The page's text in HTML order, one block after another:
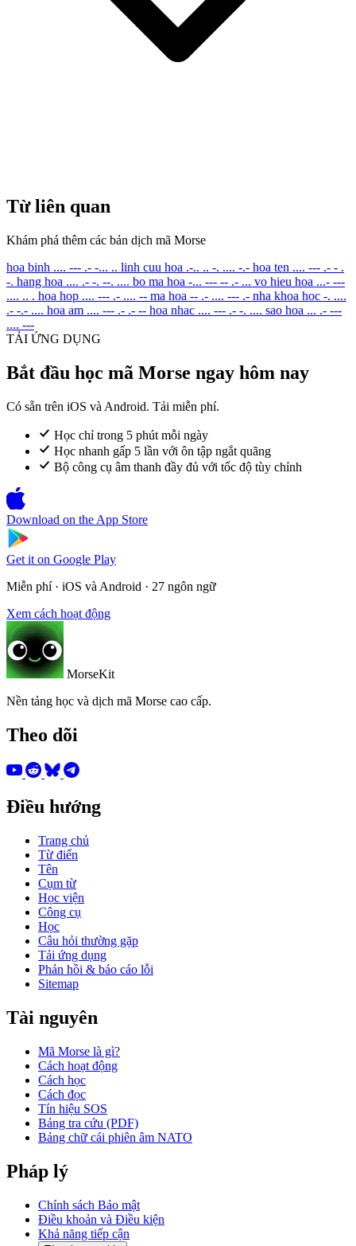
Từ liên quan
Khám phá thêm các bản dịch mã Morse
hoa binh .... --- .- -... .. linh cuu hoa .-.. .. -. .... -.- hoa ten .... --- .- - .
-. hang hoa .... .- -. --. .... bo ma hoa -... --- -- .- ... vo hieu hoa ...- ---
.... .. . hoa hop .... --- .- .... -- ma hoa -- .- .... --- .- nha khoa hoc -. ....
.- -.- .... hoa am .... --- .- .- -- hoa nhac .... --- .- -. .... sao hoa ... .- ---
.... ---
TẢI ỨNG DỤNG
Bắt đầu học mã Morse ngay hôm nay
Có sẵn trên iOS và Android. Tải miễn phí.
Học chỉ trong 5 phút mỗi ngày
Học nhanh gấp 5 lần với ôn tập ngắt quãng
Bộ công cụ âm thanh đầy đủ với tốc độ tùy chỉnh
Download on the App Store
Get it on Google Play
Miễn phí · iOS và Android · 27 ngôn ngữ
Xem cách hoạt động
MorseKit
Nền tảng học và dịch mã Morse cao cấp.
Theo dõi
Điều hướng
Trang chủ
Từ điển
Tên
Cụm từ
Học viện
Công cụ
Học
Câu hỏi thường gặp
Tải ứng dụng
Phản hồi & báo cáo lỗi
Sitemap
Tài nguyên
Mã Morse là gì?
Cách hoạt động
Cách học
Cách đọc
Tín hiệu SOS
Bảng tra cứu (PDF)
Bảng chữ cái phiên âm NATO
Pháp lý
Chính sách Bảo mật
Điều khoản và Điều kiện
Khả năng tiếp cận